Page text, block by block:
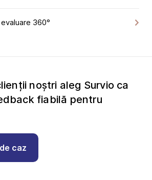
360°
noștri aleg Survio ca
fiabilă pentru
caz